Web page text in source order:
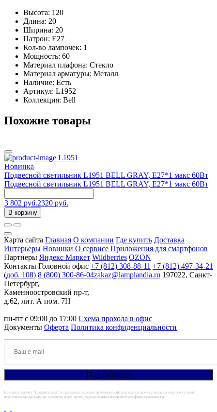
Высота: 120
Длина: 20
Ширина: 20
Патрон: E27
Кол-во лампочек: 1
Мощность: 60
Материал плафона: Стекло
Материал арматуры: Металл
Наличие: Есть
Артикул: L1952
Коллекция: Bell
Похожие товары
L1951
Новинка
Подвесной светильник L1951 BELL GRAY, E27*1 макс 60Вт
Подвесной светильник L1951 BELL GRAY, E27*1 макс 60Вт
3 802 руб.2320 руб.
В корзину
Карта сайта Главная О компании Где купить Доставка
Интерьеры Новинки О сервисе Приложения для смартфонов
Партнеры Яндекс Маркет Wildberries OZON
Контакты Головной офис +7 (812) 308-88-11 +7 (812) 497-34-21
(доб. 108) 8 (800) 300-86-04zakaz@lamplandia.ru 197022, Санкт-
Петербург,
Каменноостровский пр-т,
д.62, лит. А пом. 7Н
пн-пт с 09:00 до 17:00 Схема прохода в офис
Документы Оферта Политика конфиденциальности
Нажимая кнопку "Подписаться", я принимаю условия публичной оферты и даю своё согласие на обработку моих
персональных данных, на условиях и для целей, определенных политикой конфиденциальности.